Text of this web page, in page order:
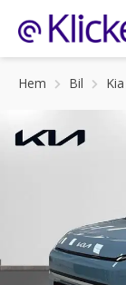
Hem Bil Kia